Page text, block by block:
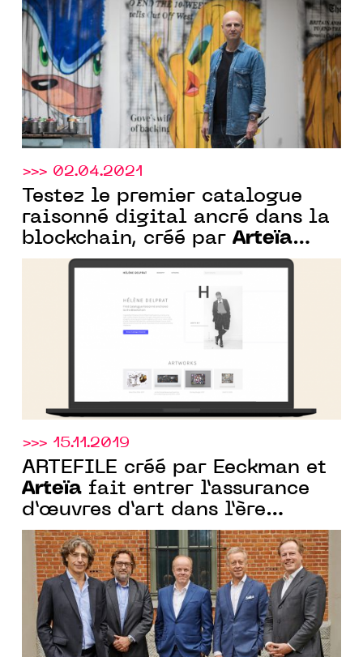
blockchain
>>> 02.04.2021
Testez le premier catalogue
raisonné digital ancré dans la
blockchain, créé par Arteïa
pour l'artiste Hélène Delprat
>>> 15.11.2019
ARTEFILE créé par Eeckman et
Arteïa fait entrer l’assurance
d’œuvres d’art dans l’ère
digitale